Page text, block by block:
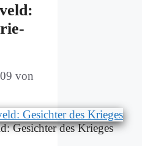
von
Ge­sich­ter des Krie­ges